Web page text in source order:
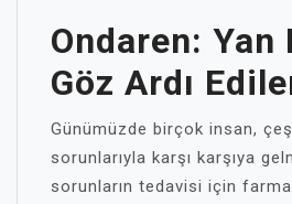
Ondaren: Yan
Göz Ardı
Günümüzde birçok insan,
sorunlarıyla karşı karşıya
sorunların tedavisi için